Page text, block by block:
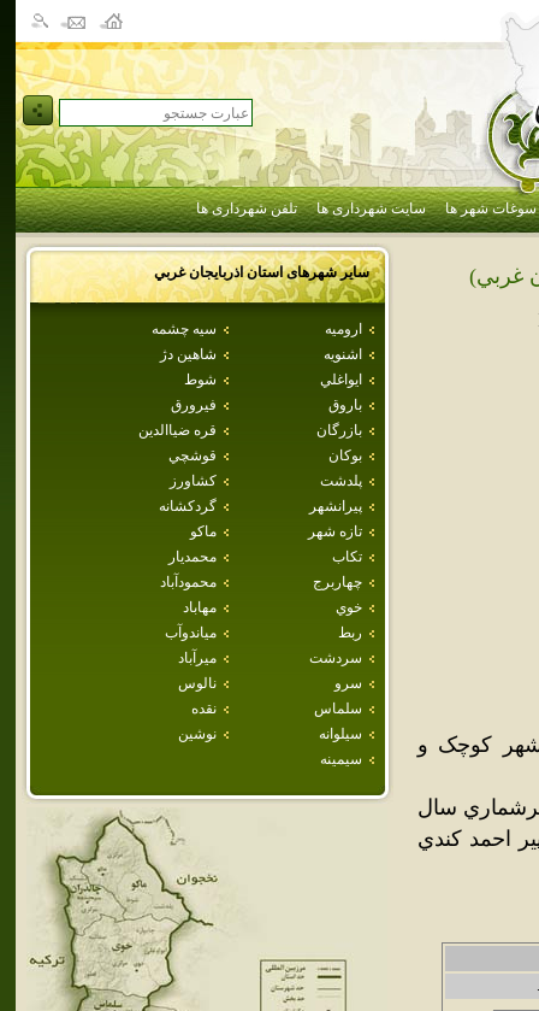
سوغات شهر ها سایت شهرداری ها تلفن شهرداری ها
سایر شهرهای استاناذربايجان غربي
اروميه
سيه چشمه
اشنويه
شاهين دژ
ايواغلي
شوط
باروق
فيرورق
بازرگان
قره ضياالدين
بوكان
قوشچي
پلدشت
كشاورز
پيرانشهر
گردکشانه
تازه شهر
ماكو
تكاب
محمديار
چهاربرج
محمودآباد
خوي
مهاباد
ربط
مياندوآب
سردشت
ميرآباد
سرو
نالوس
سلماس
نقده
سيلوانه
نوشين
سيمينه
غربي)
شهر کوچک و
سرشماري سال
پير احمد کندي